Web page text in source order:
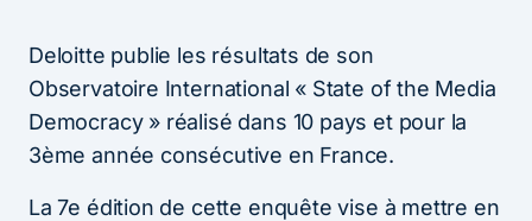
Deloitte publie les résultats de son
Observatoire International « State of the Media
Democracy » réalisé dans 10 pays et pour la
3ème année consécutive en France.
La 7e édition de cette enquête vise à mettre en